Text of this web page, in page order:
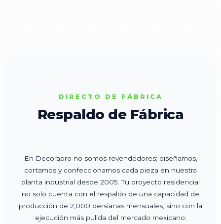
DIRECTO DE FÁBRICA
Respaldo de Fábrica
En Decorapro no somos revendedores; diseñamos,
cortamos y confeccionamos cada pieza en nuestra
planta industrial desde 2005. Tu proyecto residencial
no solo cuenta con el respaldo de una capacidad de
producción de 2,000 persianas mensuales, sino con la
ejecución más pulida del mercado mexicano: